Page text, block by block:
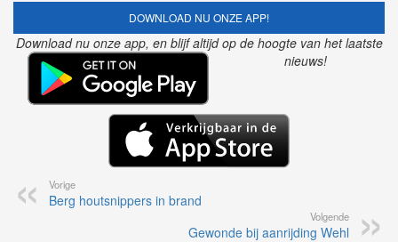
DOWNLOAD NU ONZE APP!
Download nu onze app, en blijf altijd op de hoogte van het laatste
nieuws!
Vorige
Berg houtsnippers in brand
Volgende
Gewonde bij aanrijding Wehl